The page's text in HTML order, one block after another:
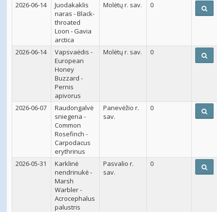
2026-06-14
Juodakaklis
naras - Black-
throated
Loon - Gavia
arctica
Molėtų r. sav. 0
2026-06-14
Vapsvaėdis -
European
Honey
Buzzard -
Pernis
apivorus
Molėtų r. sav. 0
2026-06-07
Raudongalvė
sniegena -
Common
Rosefinch -
Carpodacus
erythrinus
Panevėžio r.
sav.
0
2026-05-31
Karklinė
nendrinukė -
Marsh
Warbler -
Acrocephalus
palustris
Pasvalio r.
sav.
0